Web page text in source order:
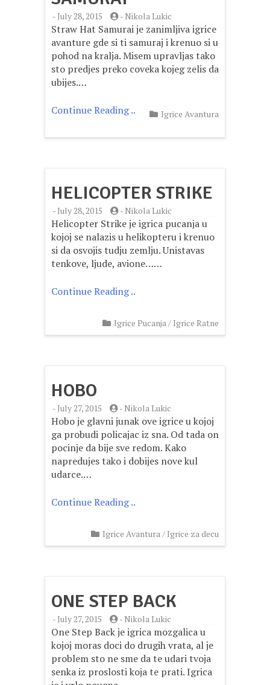
- July 28, 2015 -Nikola Lukic
Straw Hat Samurai je zanimljiva igrice
avanture gde si ti samuraj i krenuo si u
pohod na kralja. Misem upravljas tako
sto predjes preko coveka kojeg zelis da
ubijes.…
Continue Reading .. Igrice Avantura
HELICOPTER STRIKE
- July 28, 2015 -Nikola Lukic
Helicopter Strike je igrica pucanja u
kojoj se nalazis u helikopteru i krenuo
si da osvojis tudju zemlju. Unistavas
tenkove, ljude, avione……
Continue Reading ..
Igrice Pucanja/ Igrice Ratne
HOBO
- July 27, 2015 -Nikola Lukic
Hobo je glavni junak ove igrice u kojoj
ga probudi policajac iz sna. Od tada on
pocinje da bije sve redom. Kako
napredujes tako i dobijes nove kul
udarce.…
Continue Reading ..
Igrice Avantura/ Igrice za decu
ONE STEP BACK
- July 27, 2015 -Nikola Lukic
One Step Back je igrica mozgalica u
kojoj moras doci do drugih vrata, al je
problem sto ne sme da te udari tvoja
senka iz proslosti koja te prati. Igrica